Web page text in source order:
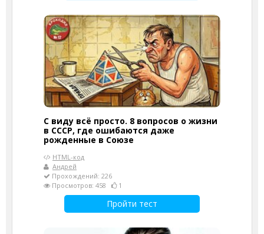
С виду всё просто. 8 вопросов о жизни
в СССР, где ошибаются даже
рожденные в Союзе
HTML-код
Андрей
Прохождений: 226
Просмотров: 458
1
Пройти тест